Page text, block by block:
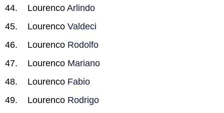
Lourenco Arlindo
Lourenco Valdeci
Lourenco Rodolfo
Lourenco Mariano
Lourenco Fabio
Lourenco Rodrigo